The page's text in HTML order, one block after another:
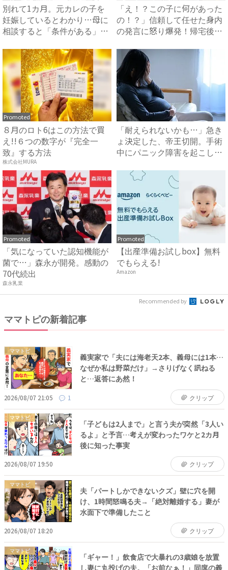
別れて1カ月。元カレの子を
妊娠しているとわかり…母に
相談すると「条件がある」と
「え！？この子に何があった
の！？」信頼して任せた身内
の発言に怒り爆発！帰宅後の
Promoted
８月のロト6はこの方法で買
え!!６つの数字が『完全一
致』する方法
株式会社MURA
「耐えられないかも…」急き
ょ決定した、帝王切開。手術
中にパニック障害を起こしか
Promoted
「気になっていた認知機能が
菌で…」森永が開発。感動の
70代続出
森永乳業
Promoted
【出産準備お試しbox】無料
でもらえる!
Amazon
Recommended by
ママトピの新着記事
ママトピ
義実家で「夫には海老天2本、義母には1本…
なぜか私は野菜だけ」→さりげなく訊ねる
と…返答にあ然！
2026/08/07 21:05 1 クリップ
ママトピ
「子どもは2人まで」と言う夫が突然「3人い
るよ」と予言…考えが変わったワケと2カ月
後に知った事実
2026/08/07 19:50 クリップ
ママトピ
夫「パートしかできないクズ」壁に穴を開
け、1時間怒鳴る夫→「絶対離婚する」妻が
水面下で準備したこと
2026/08/07 18:20 クリップ
ママトピ
「ギャー！」飲食店で大暴れの3歳娘を放置
し妻に丸投げの夫。「お前なぁ！」同席の義